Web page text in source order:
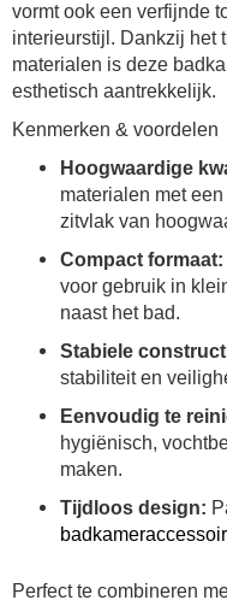
vormt ook een verfijnde
interieurstijl. Dankzij het
materialen is deze
esthetisch aantrekkelijk.
Kenmerken & voordelen
Hoogwaardige
materialen met
zitvlak van
Compact formaat:
voor gebruik in
naast het bad.
Stabiele
stabiliteit en
Eenvoudig te
hygiënisch,
maken.
Tijdloos design:
Perfect te combineren